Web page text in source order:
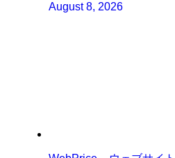
August 8, 2026